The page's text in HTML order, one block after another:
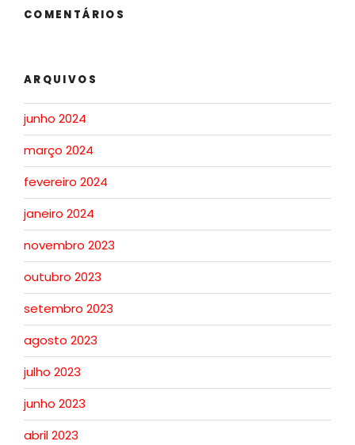
COMENTÁRIOS
ARQUIVOS
junho 2024
março 2024
fevereiro 2024
janeiro 2024
novembro 2023
outubro 2023
setembro 2023
agosto 2023
julho 2023
junho 2023
abril 2023